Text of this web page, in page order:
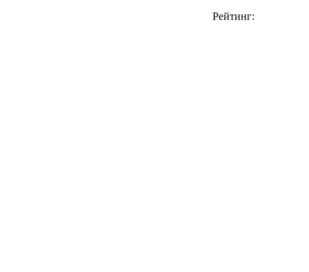
Рейтинг: